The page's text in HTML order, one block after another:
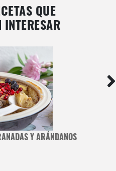
QUE
INTERESAR
Y ARÁNDANOS